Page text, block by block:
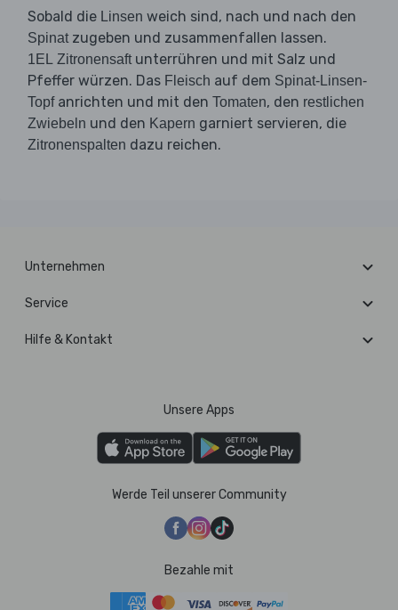
Sobald die Linsen weich sind, nach und nach den
Spinatzugeben und zusammenfallen lassen.
1EL Zitronensaftunterrühren und mit Salz und
Pfeffer würzen. Das Fleisch auf dem Spinat-Linsen-
Topfanrichten und mit den Tomaten, den restlichen
Zwiebeln und den Kapern garniert servieren, die
Zitronenspalten dazu reichen.
Unternehmen
Service
Hilfe & Kontakt
Unsere Apps
Werde Teil unserer Community
Bezahle mit